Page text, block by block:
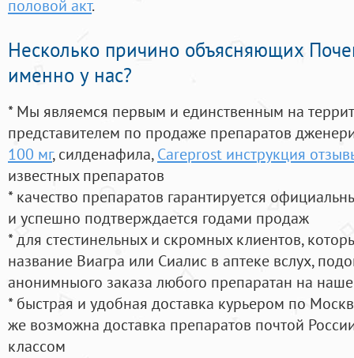
половой акт.
Несколько причино объясняющих
именно у нас?
* Мы являемся первым и единственным на
представителем по продаже препаратов
100 мг, силденафила, Careprost инструкция
известных препаратов
* качество препаратов гарантируется
и успешно подтверждается годами продаж
* для стестинельных и скромных клиентов,
название Виагра или Сиалис в аптеке вслух,
анонимныого заказа любого препаратан на
* быстрая и удобная доставка курьером по
же возможна доставка препаратов почтой
классом